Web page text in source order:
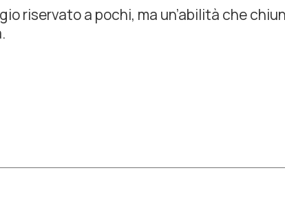
riservato a pochi, ma un’abilità che